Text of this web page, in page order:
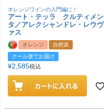
オレンジワインの入門編に！
アート・テッラ クルティメン
タ／アレクシャンドレ・レウヴ
ァス
オレンジ
自然派
クール便でお届け
¥2,585税込